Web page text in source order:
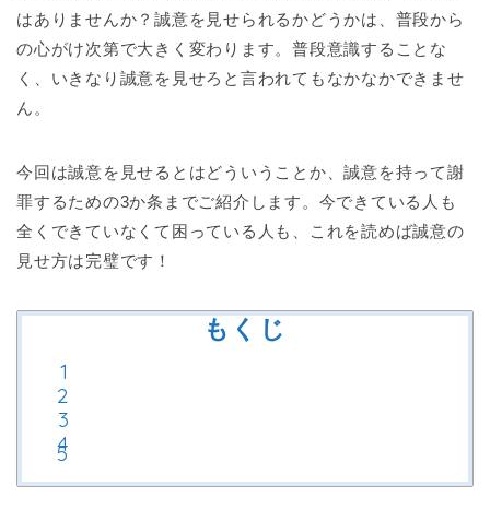
はありませんか？誠意を見せられるかどうかは、普段から
の心がけ次第で大きく変わります。普段意識することな
く、いきなり誠意を見せろと言われてもなかなかできませ
ん。
今回は誠意を見せるとはどういうことか、誠意を持って謝
罪するための3か条までご紹介します。今できている人も
全くできていなくて困っている人も、これを読めば誠意の
見せ方は完璧です！
もくじ